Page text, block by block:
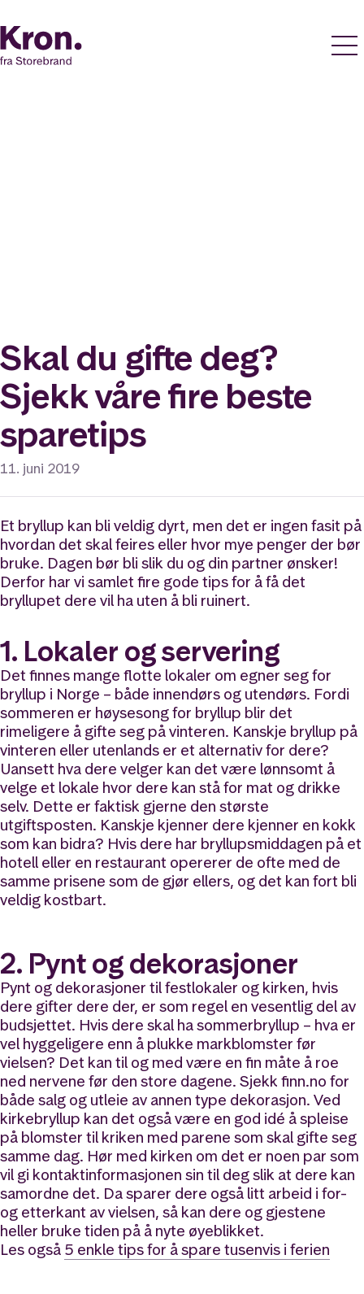
Skal du gifte deg?
Sjekk våre fire beste
sparetips
11. juni 2019
Et bryllup kan bli veldig dyrt, men det er ingen fasit på
hvordan det skal feires eller hvor mye penger der bør
bruke. Dagen bør bli slik du og din partner ønsker!
Derfor har vi samlet fire gode tips for å få det
bryllupet dere vil ha uten å bli ruinert.
1. Lokaler og servering
Det finnes mange flotte lokaler om egner seg for
bryllup i Norge – både innendørs og utendørs. Fordi
sommeren er høysesong for bryllup blir det
rimeligere å gifte seg på vinteren. Kanskje bryllup på
vinteren eller utenlands er et alternativ for dere?
Uansett hva dere velger kan det være lønnsomt å
velge et lokale hvor dere kan stå for mat og drikke
selv. Dette er faktisk gjerne den største
utgiftsposten. Kanskje kjenner dere kjenner en kokk
som kan bidra? Hvis dere har bryllupsmiddagen på et
hotell eller en restaurant opererer de ofte med de
samme prisene som de gjør ellers, og det kan fort bli
veldig kostbart.
2. Pynt og dekorasjoner
Pynt og dekorasjoner til festlokaler og kirken, hvis
dere gifter dere der, er som regel en vesentlig del av
budsjettet. Hvis dere skal ha sommerbryllup – hva er
vel hyggeligere enn å plukke markblomster før
vielsen? Det kan til og med være en fin måte å roe
ned nervene før den store dagene. Sjekk finn.no for
både salg og utleie av annen type dekorasjon. Ved
kirkebryllup kan det også være en god idé å spleise
på blomster til kriken med parene som skal gifte seg
samme dag. Hør med kirken om det er noen par som
vil gi kontaktinformasjonen sin til deg slik at dere kan
samordne det. Da sparer dere også litt arbeid i for-
og etterkant av vielsen, så kan dere og gjestene
heller bruke tiden på å nyte øyeblikket.
Les også 5 enkle tips for å spare tusenvis i ferien